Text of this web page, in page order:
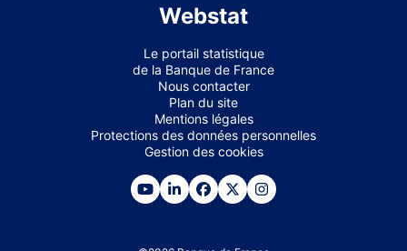
Webstat
Le portail statistique
de la Banque de France
Nous contacter
Plan du site
Mentions légales
Protections des données personnelles
Gestion des cookies